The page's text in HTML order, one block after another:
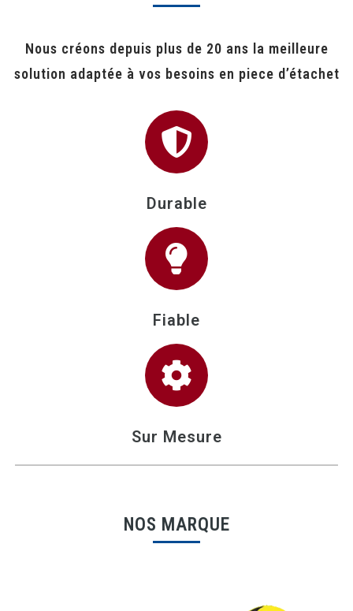
Nous créons depuis plus de 20 ans la meilleure
solution adaptée à vos besoins en piece d’étachet
Durable
Fiable
Sur Mesure
NOS MARQUE